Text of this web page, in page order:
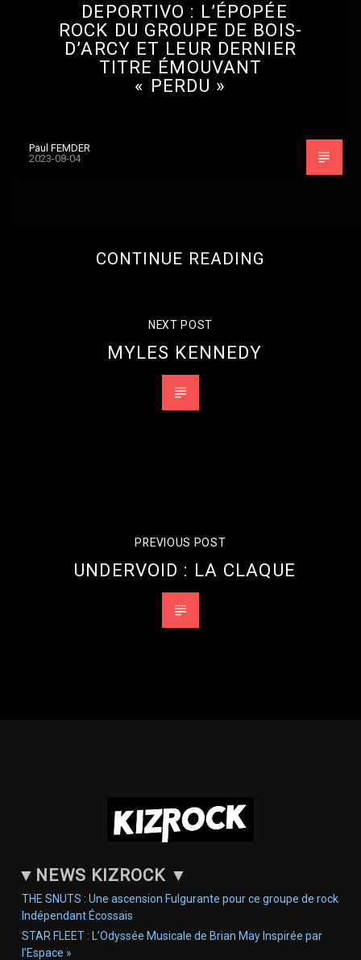
DEPORTIVO : L’ÉPOPÉE
ROCK DU GROUPE DE BOIS-
D’ARCY ET LEUR DERNIER
TITRE ÉMOUVANT
« PERDU »
Paul FEMDER
2023-08-04
CONTINUE READING
NEXT POST
MYLES KENNEDY
PREVIOUS POST
UNDERVOID : LA CLAQUE
▼ NEWS KIZROCK▼
THE SNUTS : Une ascension Fulgurante pour ce groupe de rock
Indépendant Écossais
STAR FLEET : L’Odyssée Musicale de Brian May Inspirée par
l’Espace »